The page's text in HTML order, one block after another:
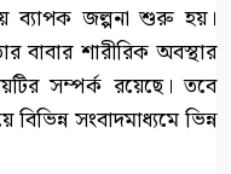
ব্যাপক জল্পনা শুরু হয়।
বাবার শারীরিক অবস্থার
সম্পর্ক রয়েছে। তবে
সংবাদমাধ্যমে ভিন্ন